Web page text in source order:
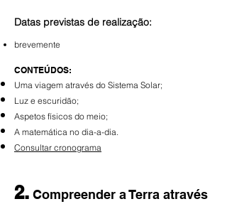
Datas previstas de realização:
brevemente
CONTEÚDOS:
Uma viagem através do Sistema Solar;
Luz e escuridão;
Aspetos físicos do meio;
A matemática no dia-a-dia.
Consultar cronograma
2. Compreender a Terra através